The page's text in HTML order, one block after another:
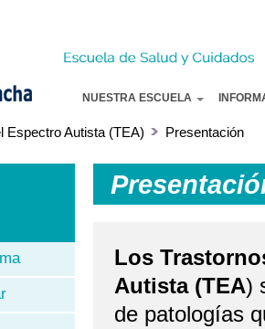
NUESTRA ESCUELA
Espectro Autista (TEA) Presentación
Los
Autista (TEA)
de patologías